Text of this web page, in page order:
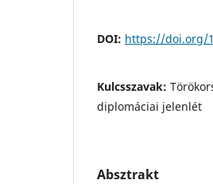
DOI: https://doi.org/
Kulcsszavak:
diplomáciai jelenlét
Absztrakt